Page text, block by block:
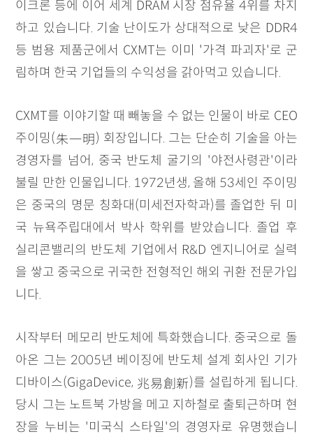
이크론 등에 이어 세계 DRAM 시장 점유율 4위를 차지
하고 있습니다. 기술 난이도가 상대적으로 낮은 DDR4
등 범용 제품군에서 CXMT는 이미 '가격 파괴자'로 군
림하며 한국 기업들의 수익성을 갉아먹고 있습니다.
CXMT를 이야기할 때 빼놓을 수 없는 인물이 바로 CEO
주이밍(朱一明) 회장입니다. 그는 단순히 기술을 아는
경영자를 넘어, 중국 반도체 굴기의 '야전사령관'이라
불릴 만한 인물입니다. 1972년생, 올해 53세인 주이밍
은 중국의 명문 칭화대(미세전자학과)를 졸업한 뒤 미
국 뉴욕주립대에서 박사 학위를 받았습니다. 졸업 후
실리콘밸리의 반도체 기업에서 R&D 엔지니어로 실력
을 쌓고 중국으로 귀국한 전형적인 해외 귀환 전문가입
니다.
시작부터 메모리 반도체에 특화했습니다. 중국으로 돌
아온 그는 2005년 베이징에 반도체 설계 회사인 기가
디바이스(GigaDevice, 兆易創新)를 설립하게 됩니다.
당시 그는 노트북 가방을 메고 지하철로 출퇴근하며 현
장을 누비는 '미국식 스타일'의 경영자로 유명했습니